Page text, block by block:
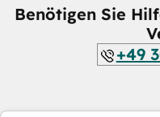
Benötigen Sie
+49